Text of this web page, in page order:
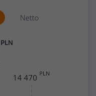
Netto
PLN
14 470 PLN